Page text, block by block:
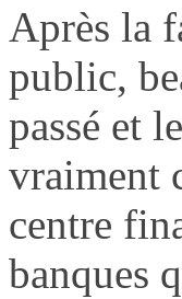
Après la
public,
passé et
vraiment
centre
banques